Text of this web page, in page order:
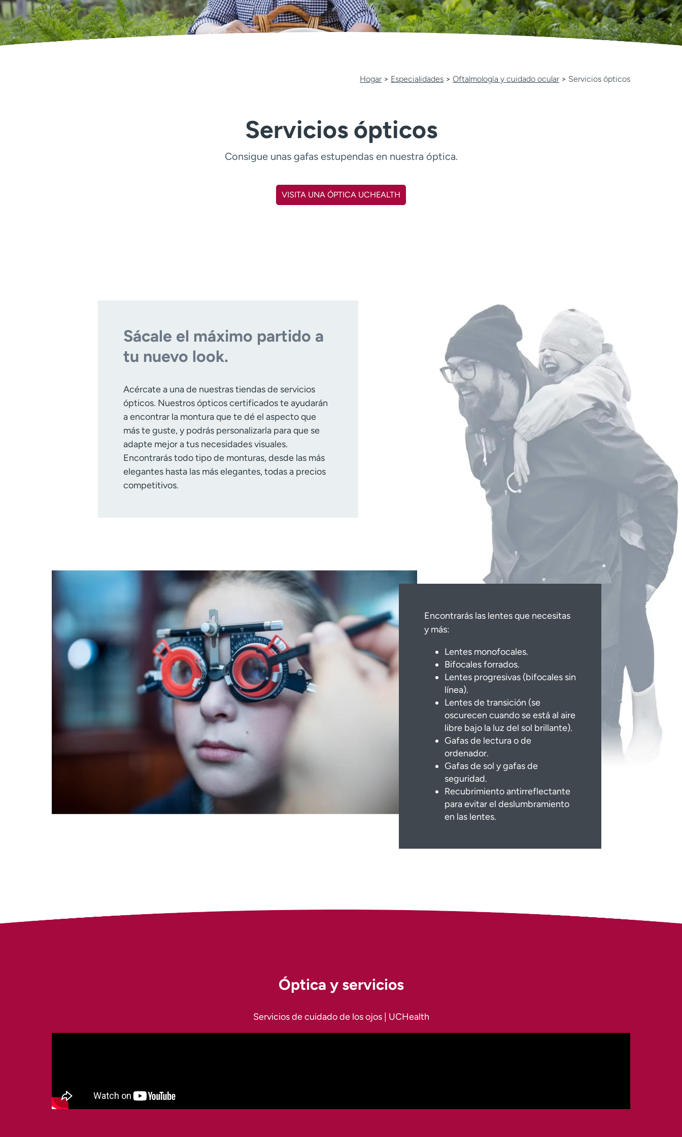
Hogar > Especialidades > Oftalmología y cuidado ocular > Servicios ópticos
Servicios ópticos
Consigue unas gafas estupendas en nuestra óptica.
VISITA UNA ÓPTICA UCHEALTH
Sácale el máximo partido a
tu nuevo look.
Acércate a una de nuestras tiendas de servicios
ópticos. Nuestros ópticos certificados te ayudarán
a encontrar la montura que te dé el aspecto que
más te guste, y podrás personalizarla para que se
adapte mejor a tus necesidades visuales.
Encontrarás todo tipo de monturas, desde las más
elegantes hasta las más elegantes, todas a precios
competitivos.
Encontrarás las lentes que necesitas
y más:
Lentes monofocales.
Bifocales forrados.
Lentes progresivas (bifocales sin
línea).
Lentes de transición (se
oscurecen cuando se está al aire
libre bajo la luz del sol brillante).
Gafas de lectura o de
ordenador.
Gafas de sol y gafas de
seguridad.
Recubrimiento antirreflectante
para evitar el deslumbramiento
en las lentes.
Óptica y servicios
Servicios de cuidado de los ojos | UCHealth